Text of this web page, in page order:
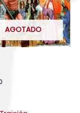
AGOTADO